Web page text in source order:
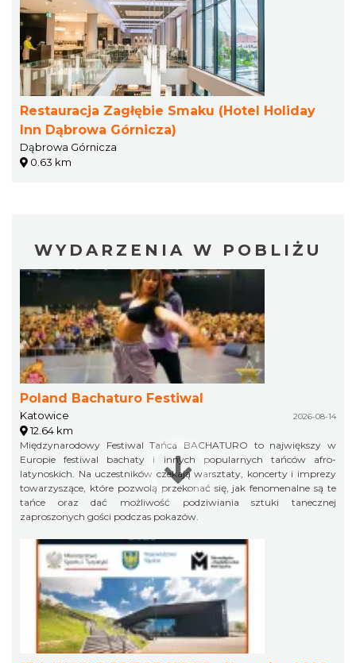
Restauracja Zagłębie Smaku (Hotel Holiday
Inn Dąbrowa Górnicza)
Dąbrowa Górnicza
0.63 km
WYDARZENIA W POBLIŻU
Poland Bachaturo Festiwal
Katowice 2026-08-14
12.64 km
Międzynarodowy Festiwal Tańca BACHATURO to największy w
Europie festiwal bachaty i innych popularnych tańców afro-
latynoskich. Na uczestników czekają warsztaty, koncerty i imprezy
towarzyszące, które pozwolą przekonać się, jak fenomenalne są te
tańce oraz dać możliwość podziwiania sztuki tanecznej
zaproszonych gości podczas pokazów.